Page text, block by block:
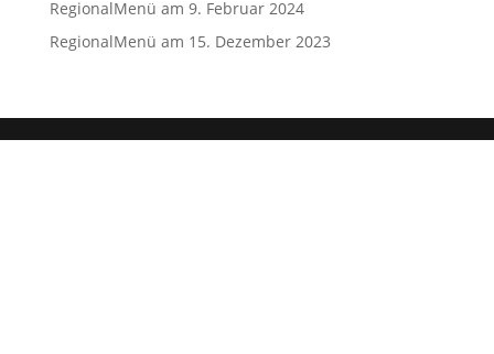
RegionalMenü am 9. Februar 2024
RegionalMenü am 15. Dezember 2023